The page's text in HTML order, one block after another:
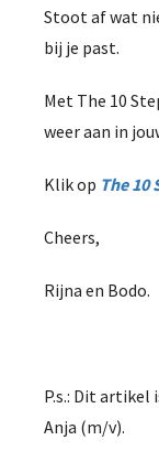
Stoot af wat
bij je past.
Met The 10
weer aan in
Klik op The 10
Cheers,
Rijna en Bodo.
P.s.: Dit
Anja (m/v).